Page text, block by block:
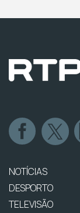
NOTÍCIAS
DESPORTO
TELEVISÃO